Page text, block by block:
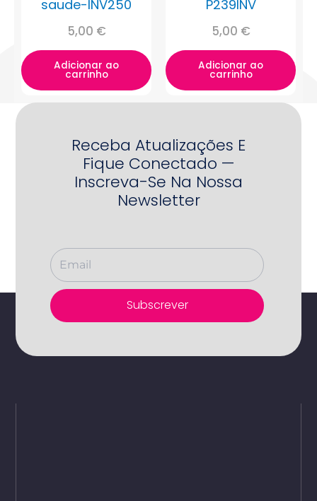
saude-INV250
5,00 €
Adicionar ao
carrinho
P239INV
5,00 €
Adicionar ao
carrinho
Receba Atualizações E
Fique Conectado —
Inscreva-Se Na Nossa
Newsletter
Subscrever